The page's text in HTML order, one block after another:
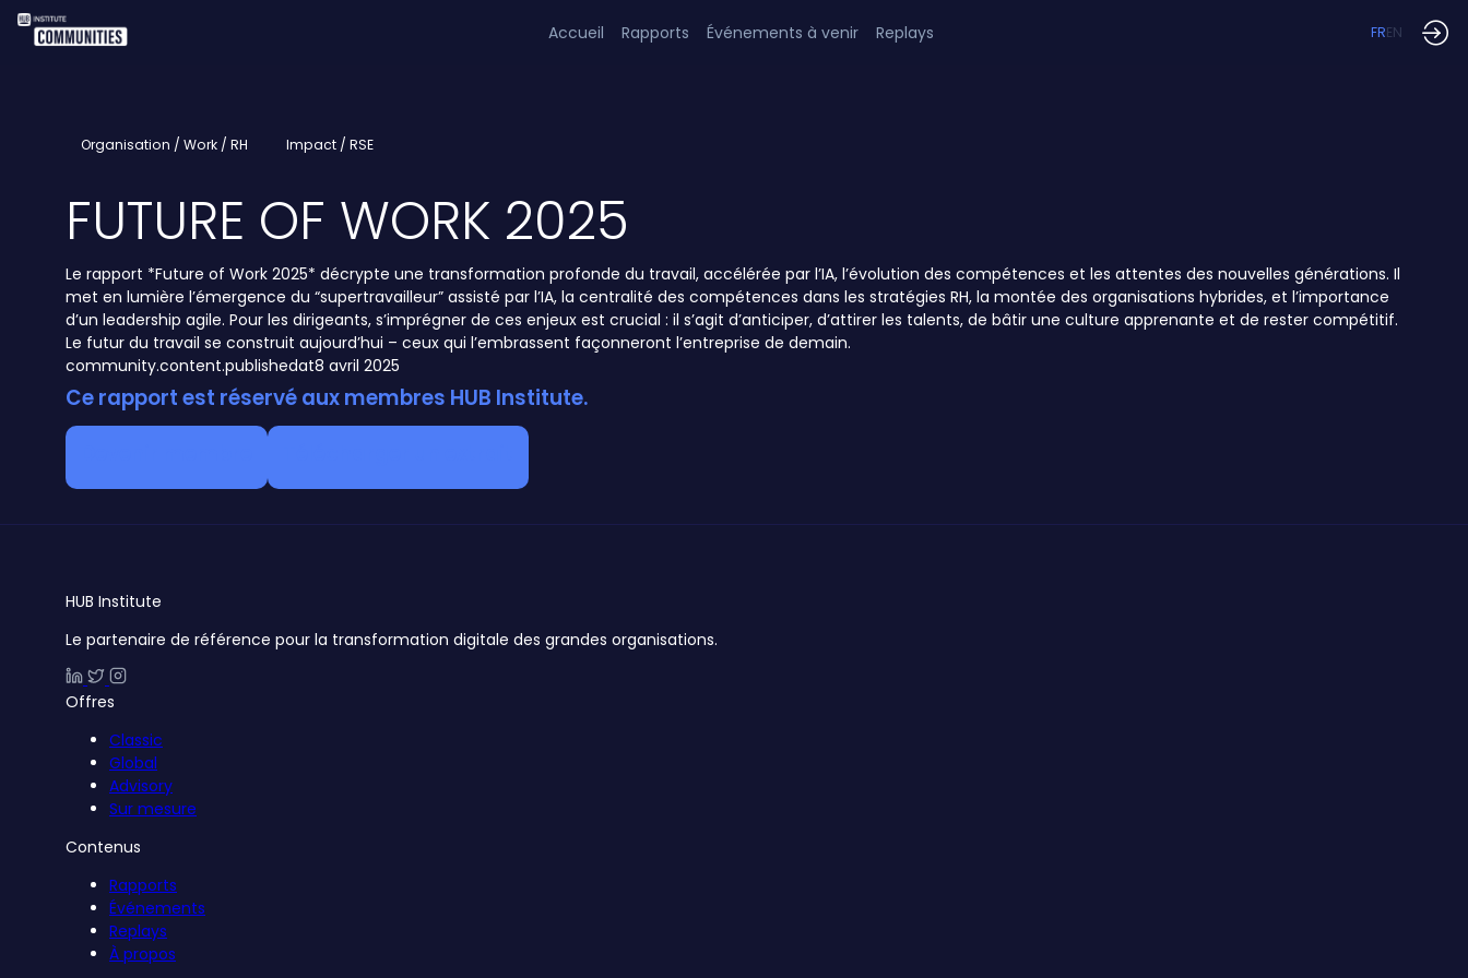
Accueil Rapports Événements à venir Replays FREN
Organisation / Work / RH Impact / RSE
FUTURE OF WORK 2025
Le rapport *Future of Work 2025* décrypte une transformation profonde du travail, accélérée par l’IA, l’évolution des compétences et les attentes des nouvelles générations. Il
met en lumière l’émergence du “supertravailleur” assisté par l’IA, la centralité des compétences dans les stratégies RH, la montée des organisations hybrides, et l’importance
d’un leadership agile. Pour les dirigeants, s’imprégner de ces enjeux est crucial : il s’agit d’anticiper, d’attirer les talents, de bâtir une culture apprenante et de rester compétitif.
Le futur du travail se construit aujourd’hui – ceux qui l’embrassent façonneront l’entreprise de demain.
community.content.publishedat8 avril 2025
Ce rapport est réservé aux membres HUB Institute.
HUB Institute
Le partenaire de référence pour la transformation digitale des grandes organisations.
Offres
Classic
Global
Advisory
Sur mesure
Contenus
Rapports
Événements
Replays
À propos